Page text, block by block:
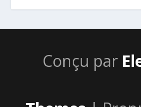
Conçu par